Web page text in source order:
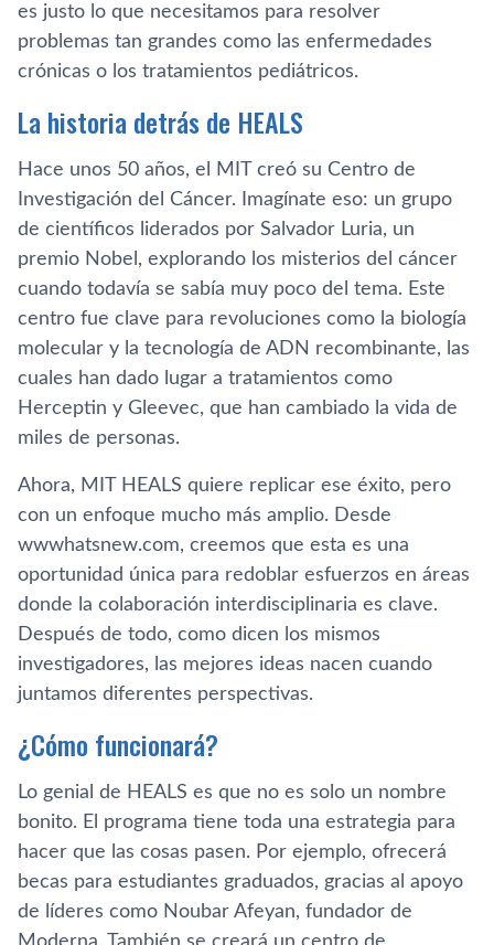
es justo lo que necesitamos para resolver
problemas tan grandes como las enfermedades
crónicas o los tratamientos pediátricos.
La historia detrás de HEALS
Hace unos 50 años, el MIT creó su Centro de
Investigación del Cáncer. Imagínate eso: un grupo
de científicos liderados por Salvador Luria, un
premio Nobel, explorando los misterios del cáncer
cuando todavía se sabía muy poco del tema. Este
centro fue clave para revoluciones como la biología
molecular y la tecnología de ADN recombinante, las
cuales han dado lugar a tratamientos como
Herceptin y Gleevec, que han cambiado la vida de
miles de personas.
Ahora, MIT HEALS quiere replicar ese éxito, pero
con un enfoque mucho más amplio. Desde
wwwhatsnew.com, creemos que esta es una
oportunidad única para redoblar esfuerzos en áreas
donde la colaboración interdisciplinaria es clave.
Después de todo, como dicen los mismos
investigadores, las mejores ideas nacen cuando
juntamos diferentes perspectivas.
¿Cómo funcionará?
Lo genial de HEALS es que no es solo un nombre
bonito. El programa tiene toda una estrategia para
hacer que las cosas pasen. Por ejemplo, ofrecerá
becas para estudiantes graduados, gracias al apoyo
de líderes como Noubar Afeyan, fundador de